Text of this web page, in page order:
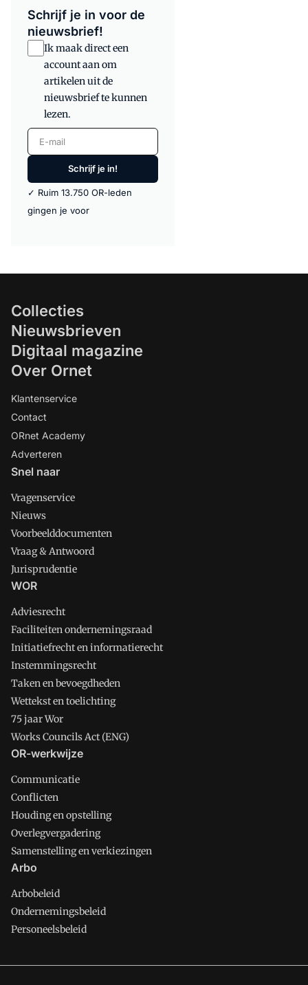
Schrijf je in voor de
nieuwsbrief!
Ik maak direct een
account aan om
artikelen uit de
nieuwsbrief te kunnen
lezen.
E-mail
Schrijf je in!
✓ Ruim 13.750 OR-leden
gingen je voor
Collecties
Nieuwsbrieven
Digitaal magazine
Over Ornet
Klantenservice
Contact
ORnet Academy
Adverteren
Snel naar
Vragenservice
Nieuws
Voorbeelddocumenten
Vraag & Antwoord
Jurisprudentie
WOR
Adviesrecht
Faciliteiten ondernemingsraad
Initiatiefrecht en informatierecht
Instemmingsrecht
Taken en bevoegdheden
Wettekst en toelichting
75 jaar Wor
Works Councils Act (ENG)
OR-werkwijze
Communicatie
Conflicten
Houding en opstelling
Overlegvergadering
Samenstelling en verkiezingen
Arbo
Arbobeleid
Ondernemingsbeleid
Personeelsbeleid